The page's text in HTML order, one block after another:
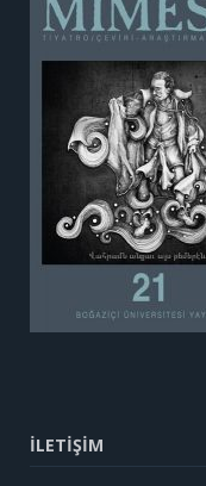
İLETİŞİM